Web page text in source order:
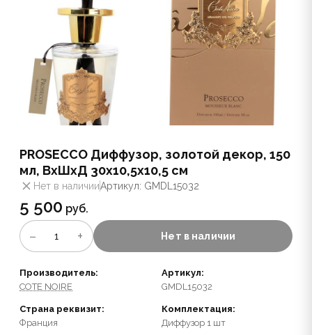
PROSECCO Диффузор, золотой декор, 150
мл, ВхШхД 30х10,5х10,5 см
Нет в наличииАртикул: GMDL15032
5 500 руб.
− 1 + Нет в наличии
Производитель:
COTE NOIRE
Артикул:
GMDL15032
Страна реквизит:
Франция
Комплектация:
Диффузор 1 шт